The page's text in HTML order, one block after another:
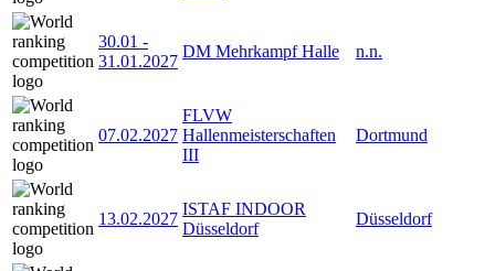
30.01 -
31.01.2027
DM Mehrkampf Halle n.n.
07.02.2027
FLVW
Hallenmeisterschaften
III
Dortmund
13.02.2027
ISTAF INDOOR
Düsseldorf
Düsseldorf